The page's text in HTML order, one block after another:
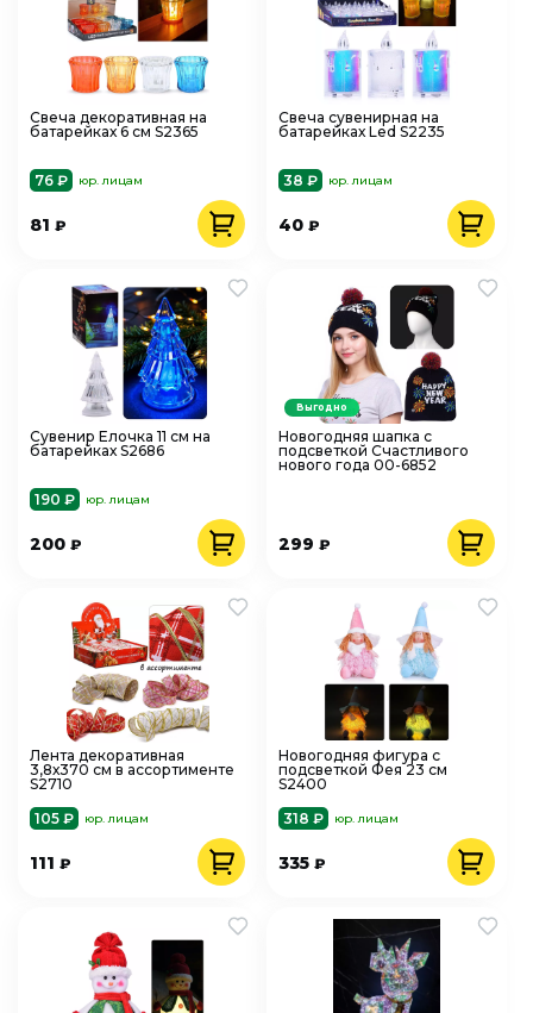
Свеча декоративная на
батарейках 6 см S2365
76 ₽ юр. лицам
81 ₽
Свеча сувенирная на
батарейках Led S2235
38 ₽ юр. лицам
40₽
Сувенир Елочка 11 см на
батарейках S2686
190 ₽ юр. лицам
200 ₽
Новогодняя шапка с
подсветкой Счастливого
нового года 00-6852
299₽
Выгодно
Лента декоративная
3,8х370 см в ассортименте
S2710
105 ₽
юр. лицам
111 ₽
Новогодняя фигура с
подсветкой Фея 23 см
S2400
318 ₽
юр. лицам
335₽